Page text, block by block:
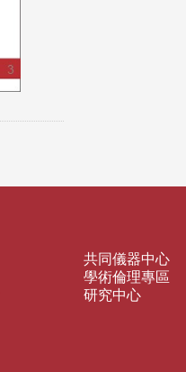
共同儀器中心
學術倫理專區
研究中心